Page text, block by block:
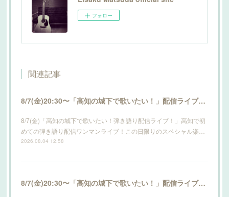
フォロー
関連記事
8/7(金)20:30〜「高知の城下で歌いたい！」配信ライブ開催！詳細はこちら！
8/7(金)「高知の城下で歌いたい！弾き語り配信ライブ！」高知で初
めての弾き語り配信ワンマンライブ！この日限りのスペシャル楽…
2026.08.04 12:58
8/7(金)20:30〜「高知の城下で歌いたい！」配信ライブ開催！詳細はこちら！